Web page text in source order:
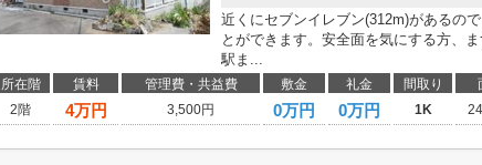
近くにセブンイレブン(312m)があるの
とができます。安全面を気にする方、
駅ま...
所在階 賃料 管理費・共益費 敷金 礼金 間取り
2階
4万円 3,500円 0万円 0万円 1K